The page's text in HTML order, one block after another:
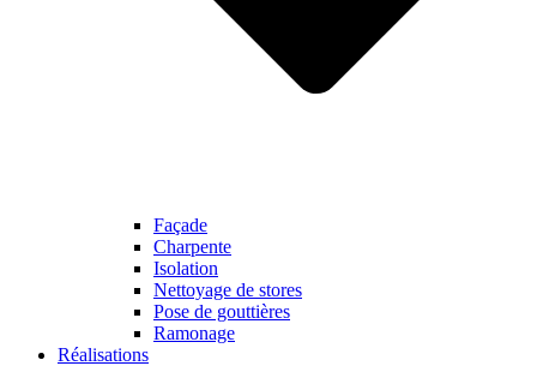
Façade
Charpente
Isolation
Nettoyage de stores
Pose de gouttières
Ramonage
Réalisations